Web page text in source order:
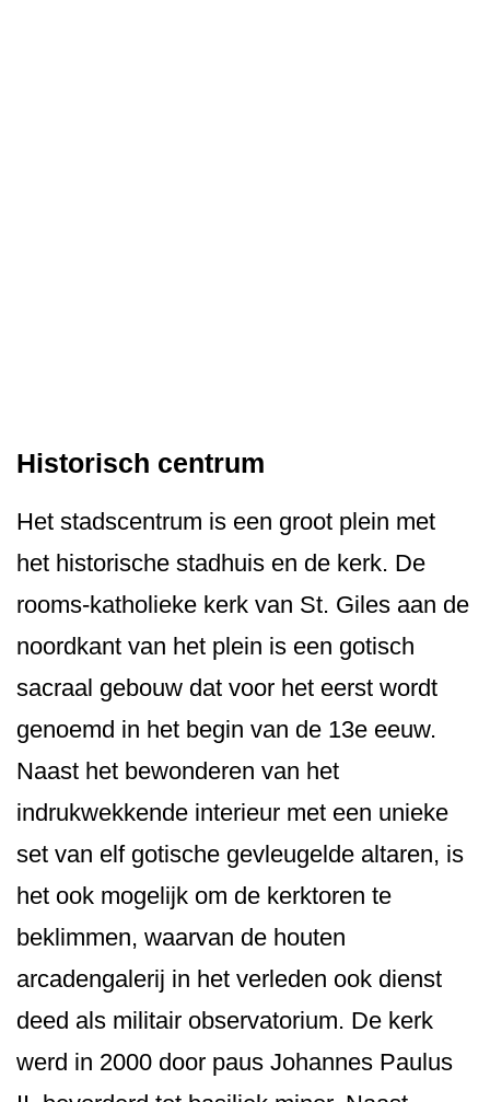
Historisch centrum
Het stadscentrum is een groot plein met
het historische stadhuis en de kerk. De
rooms-katholieke kerk van St. Giles aan de
noordkant van het plein is een gotisch
sacraal gebouw dat voor het eerst wordt
genoemd in het begin van de 13e eeuw.
Naast het bewonderen van het
indrukwekkende interieur met een unieke
set van elf gotische gevleugelde altaren, is
het ook mogelijk om de kerktoren te
beklimmen, waarvan de houten
arcadengalerij in het verleden ook dienst
deed als militair observatorium. De kerk
werd in 2000 door paus Johannes Paulus